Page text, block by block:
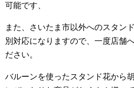
可能です、
また、さいたま市以外へのスタン
別対応になりますので、一度店舗
ださい。
バルーンを使ったスタンド花から